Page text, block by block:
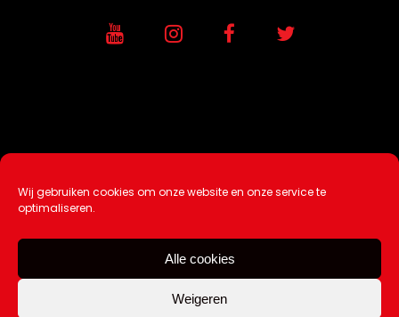
Wij gebruiken cookies om onze website en onze service te
optimaliseren.
Alle cookies
Weigeren
Ontwikkeling / Hosting doorAtSea
Over Ons |Tip de redactie
Contact